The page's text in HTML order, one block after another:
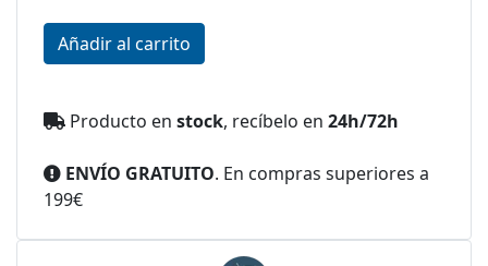
Producto en stock, recíbelo en 24h/72h
ENVÍO GRATUITO. En compras superiores a
199€